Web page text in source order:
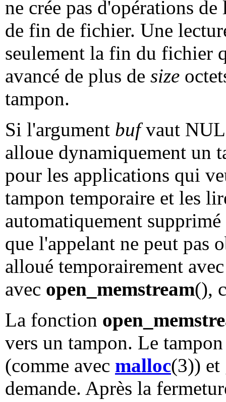
ne crée pas d'opérations
de fin de fichier. Une
seulement la fin du fichier
avancé de plus de size
tampon.
Si l'argument bufvaut
alloue dynamiquement un
pour les applications qui
tampon temporaire et les
automatiquement
que l'appelant ne peut pas
alloué temporairement
avec open_memstream(),
La fonction
vers un tampon. Le
(comme avec malloc(3)) et
demande. Après la